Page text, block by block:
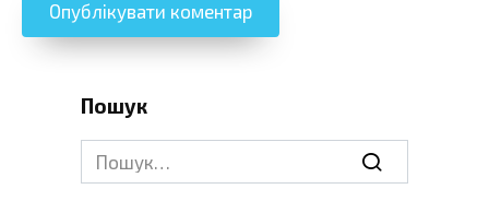
Пошук
Search
for: